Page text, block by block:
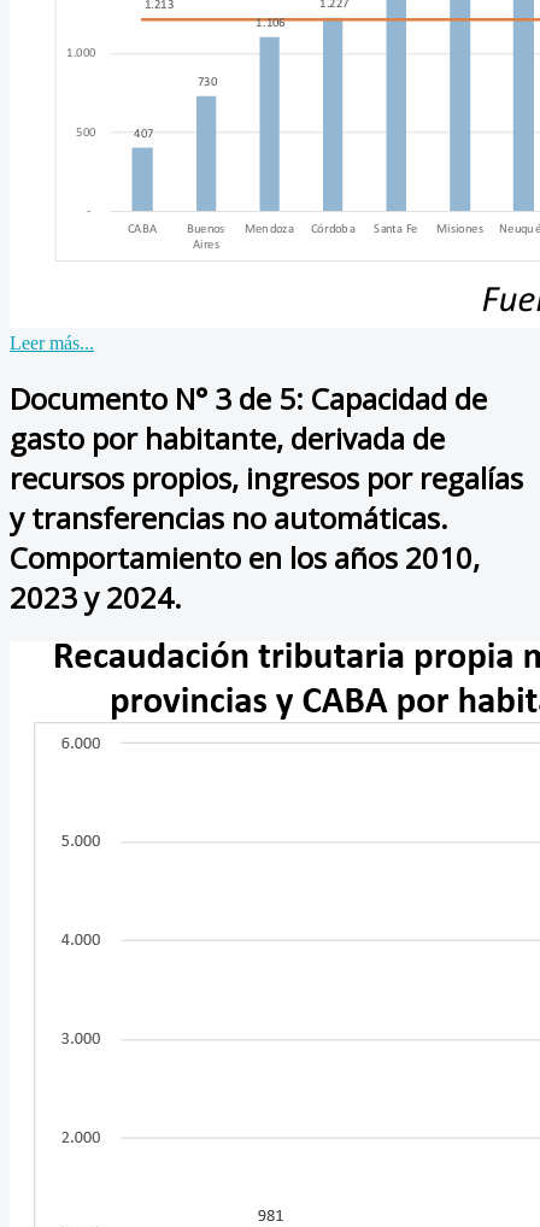
Leer más...
Documento N° 3 de 5: Capacidad de
gasto por habitante, derivada de
recursos propios, ingresos por regalías
y transferencias no automáticas.
Comportamiento en los años 2010,
2023 y 2024.